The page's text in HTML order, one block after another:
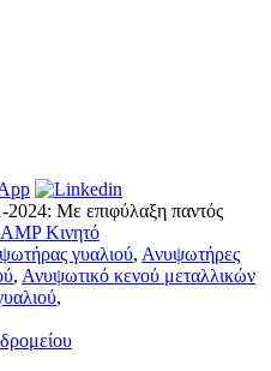
Με επιφύλαξη παντός
AMP Κινητό
γυαλιού, Ανυψωτήρες
, Ανυψωτικό κενού μεταλλικών
,